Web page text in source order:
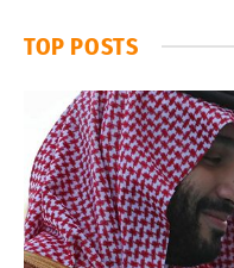
TOP POSTS